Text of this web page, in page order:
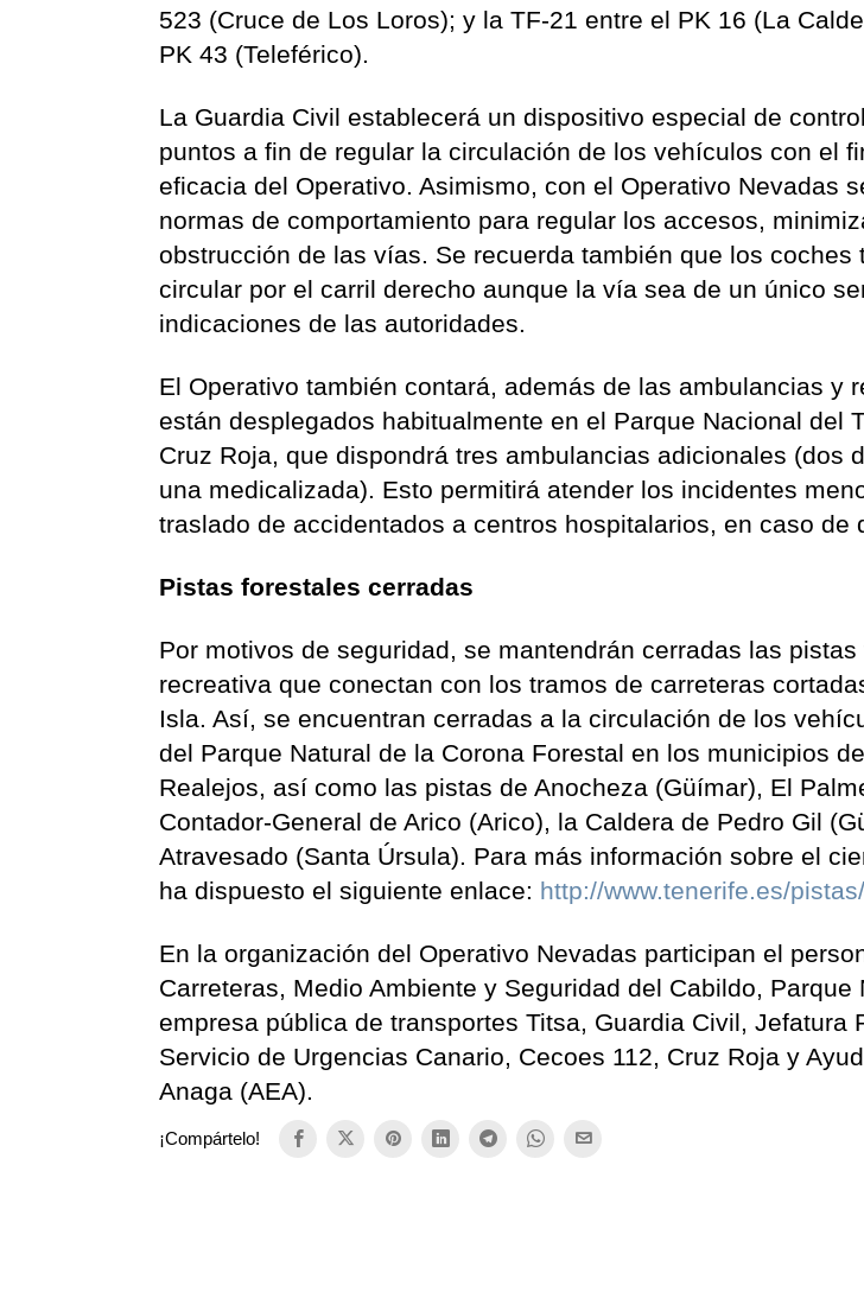
523 (Cruce de Los Loros); y la TF-21 entre el PK 16 (La
PK 43 (Teleférico).
La Guardia Civil establecerá un dispositivo especial de
puntos a fin de regular la circulación de los vehículos con el
eficacia del Operativo. Asimismo, con el Operativo Nevadas
normas de comportamiento para regular los accesos,
obstrucción de las vías. Se recuerda también que los coches
circular por el carril derecho aunque la vía sea de un único
indicaciones de las autoridades.
El Operativo también contará, además de las ambulancias y
están desplegados habitualmente en el Parque Nacional del
Cruz Roja, que dispondrá tres ambulancias adicionales (dos
una medicalizada). Esto permitirá atender los incidentes
traslado de accidentados a centros hospitalarios, en caso de
Pistas forestales cerradas
Por motivos de seguridad, se mantendrán cerradas las
recreativa que conectan con los tramos de carreteras
Isla. Así, se encuentran cerradas a la circulación de los
del Parque Natural de la Corona Forestal en los municipios
Realejos, así como las pistas de Anocheza (Güímar), El
Contador-General de Arico (Arico), la Caldera de Pedro Gil
Atravesado (Santa Úrsula). Para más información sobre el
ha dispuesto el siguiente enlace: http://www.tenerife.es/pistas/
En la organización del Operativo Nevadas participan el
Carreteras, Medio Ambiente y Seguridad del Cabildo, Parque
empresa pública de transportes Titsa, Guardia Civil, Jefatura
Servicio de Urgencias Canario, Cecoes 112, Cruz Roja y
Anaga (AEA).
¡Compártelo!